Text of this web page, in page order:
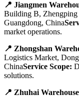
📍 Jiangmen
Building B,
Guangdong, China
market operations.
📍 Zhongshan
Logistics Market,
ChinaService Scope:
solutions.
📍 Zhuhai